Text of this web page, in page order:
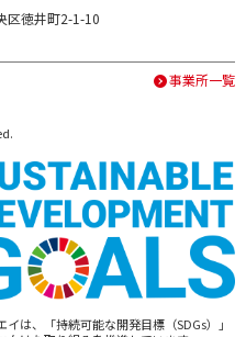
区徳井町2-1-10
事業所一覧
イは、「持続可能な開発目標（SDGs）」